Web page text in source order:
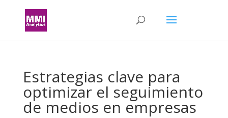
Estrategias clave para
optimizar el seguimiento
de medios en empresas